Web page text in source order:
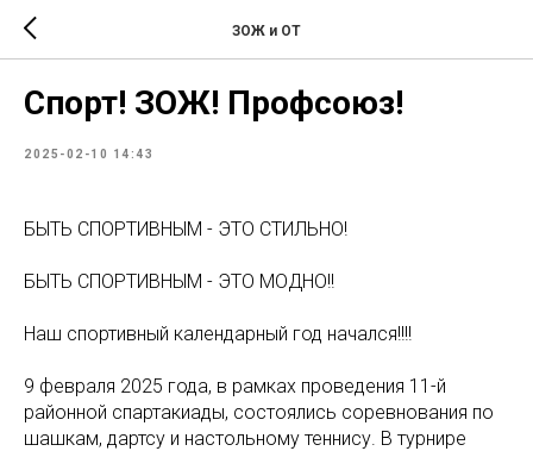
ЗОЖ и ОТ
Спорт! ЗОЖ! Профсоюз!
2025-02-10 14:43
БЫТЬ СПОРТИВНЫМ - ЭТО СТИЛЬНО!
БЫТЬ СПОРТИВНЫМ - ЭТО МОДНО!!
Наш спортивный календарный год начался!!!!
9 февраля 2025 года, в рамках проведения 11-й
районной спартакиады, состоялись соревнования по
шашкам, дартсу и настольному теннису. В турнире